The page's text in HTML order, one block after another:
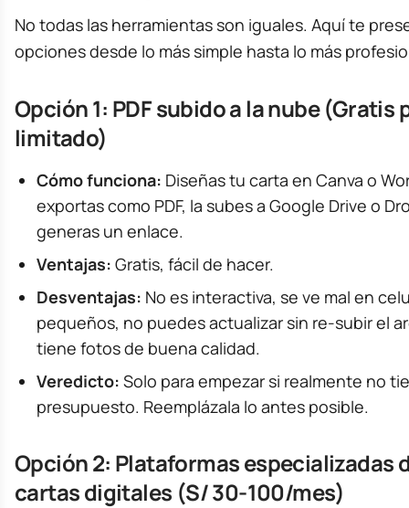
No todas las herramientas son iguales. Aquí te
opciones desde lo más simple hasta lo más
Opción 1: PDF subido a la nube (Gratis
limitado)
Cómo funciona: Diseñas tu carta en Canva o
exportas como PDF, la subes a Google Drive o
generas un enlace.
Ventajas: Gratis, fácil de hacer.
Desventajas: No es interactiva, se ve mal en
pequeños, no puedes actualizar sin re-subir el
tiene fotos de buena calidad.
Veredicto: Solo para empezar si realmente no
presupuesto. Reemplázala lo antes posible.
Opción 2: Plataformas especializadas
cartas digitales (S/ 30-100/mes)